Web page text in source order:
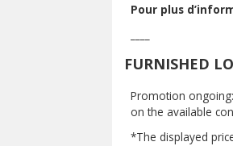
Pour plus
FURNISHED
Promotion
on the available
*The displayed